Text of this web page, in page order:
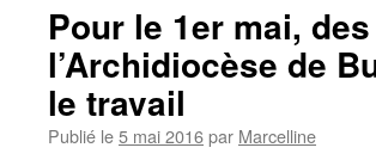
Pour le 1er mai,
l’Archidiocèse de
le travail
Publié le5 mai 2016par Marcelline